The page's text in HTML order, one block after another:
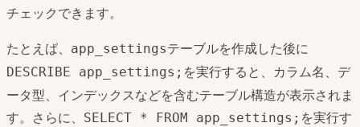
チェックできます。
たとえば、
app_settingsテーブルを作成した後に
DESCRIBE app_settings; を実行すると、カラム名、デ
ータ型、インデックスなどを含むテーブル構造が表示されま
す。さらに、
SELECT * FROM app_settings; を実行す